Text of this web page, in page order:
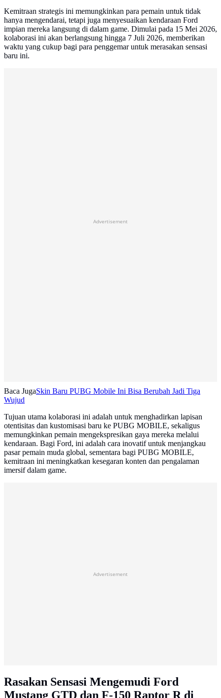
Kemitraan strategis ini memungkinkan para pemain untuk tidak
hanya mengendarai, tetapi juga menyesuaikan kendaraan Ford
impian mereka langsung di dalam game. Dimulai pada 15 Mei 2026,
kolaborasi ini akan berlangsung hingga 7 Juli 2026, memberikan
waktu yang cukup bagi para penggemar untuk merasakan sensasi
baru ini.
Advertisement
Baca JugaSkin Baru PUBG Mobile Ini Bisa Berubah Jadi Tiga
Wujud
Tujuan utama kolaborasi ini adalah untuk menghadirkan lapisan
otentisitas dan kustomisasi baru ke PUBG MOBILE, sekaligus
memungkinkan pemain mengekspresikan gaya mereka melalui
kendaraan. Bagi Ford, ini adalah cara inovatif untuk menjangkau
pasar pemain muda global, sementara bagi PUBG MOBILE,
kemitraan ini meningkatkan kesegaran konten dan pengalaman
imersif dalam game.
Advertisement
Rasakan Sensasi Mengemudi Ford
Mustang GTD dan F-150 Raptor R di